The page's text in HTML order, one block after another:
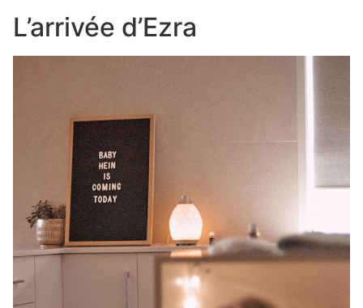
L’arrivée d’Ezra